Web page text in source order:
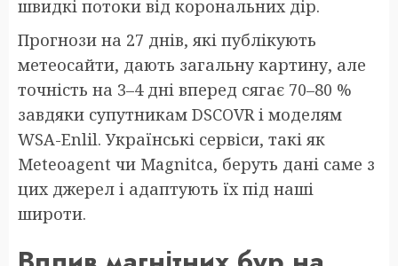
швидкі потоки від корональних дір.
Прогнози на 27 днів, які публікують
метеосайти, дають загальну картину, але
точність на 3–4 дні вперед сягає 70–80 %
завдяки супутникам DSCOVR і моделям
WSA-Enlil. Українські сервіси, такі як
Meteoagent чи Magnitca, беруть дані саме з
цих джерел і адаптують їх під наші
широти.